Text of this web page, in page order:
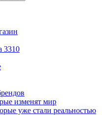
3310
изменят мир
уже стали реальностью